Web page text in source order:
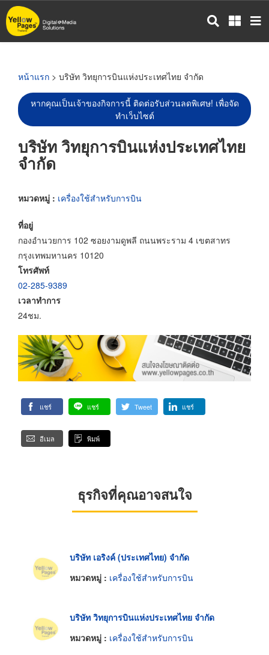
ข้าม
ไป
หน้าแรก > บริษัท วิทยุการบินแห่งประเทศไทย จำกัด
หากคุณเป็นเจ้าของกิจการนี้ ติดต่อรับส่วนลดพิเศษ! เพื่อจัด
ทำเว็บไซต์
บริษัท วิทยุการบินแห่งประเทศไทย
จำกัด
หมวดหมู่ : เครื่องใช้สำหรับการบิน
ที่อยู่
กองอำนวยการ 102 ซอยงามดูพลี ถนนพระราม 4 เขตสาทร
กรุงเทพมหานคร 10120
โทรศัพท์
02-285-9389
เวลาทำการ
24ชม.
แชร์ แชร์ Tweet แชร์
อีเมล พิมพ์
ธุรกิจที่คุณอาจสนใจ
บริษัท เอริงค์ (ประเทศไทย) จำกัด
หมวดหมู่ : เครื่องใช้สำหรับการบิน
บริษัท วิทยุการบินแห่งประเทศไทย จำกัด
หมวดหมู่ : เครื่องใช้สำหรับการบิน